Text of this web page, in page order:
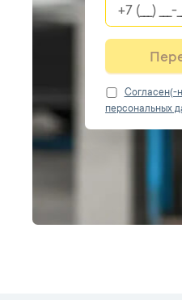
Cогласен(-
персональных